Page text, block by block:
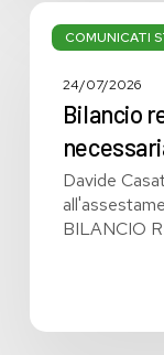
COMUNICATI
Bilancio
regionale:
svolta
24/07/2026
Bilancio
Davide
BILANCIO